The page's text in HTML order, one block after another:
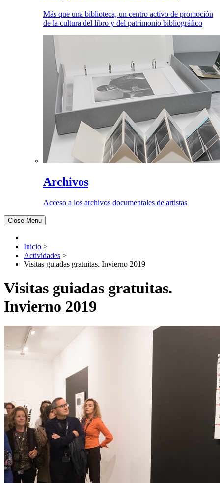
Más que una biblioteca, un centro activo de promoción
de la cultura del libro y del patrimonio bibliográfico
Archivos
Acceso a los archivos documentales de artistas
Close Menu
Inicio >
Actividades >
Visitas guiadas gratuitas. Invierno 2019
Visitas guiadas gratuitas.
Invierno 2019